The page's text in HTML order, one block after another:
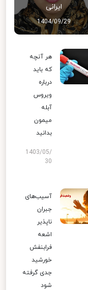
ایرانی
1404/09/29
هر آنچه
که باید
درباره
ویروس
آبله
میمون
بدانید
1403/05/
30
آسیب‌های
جبران
ناپذیر
اشعه
فرابنفش
خورشید
جدی گرفته
شود